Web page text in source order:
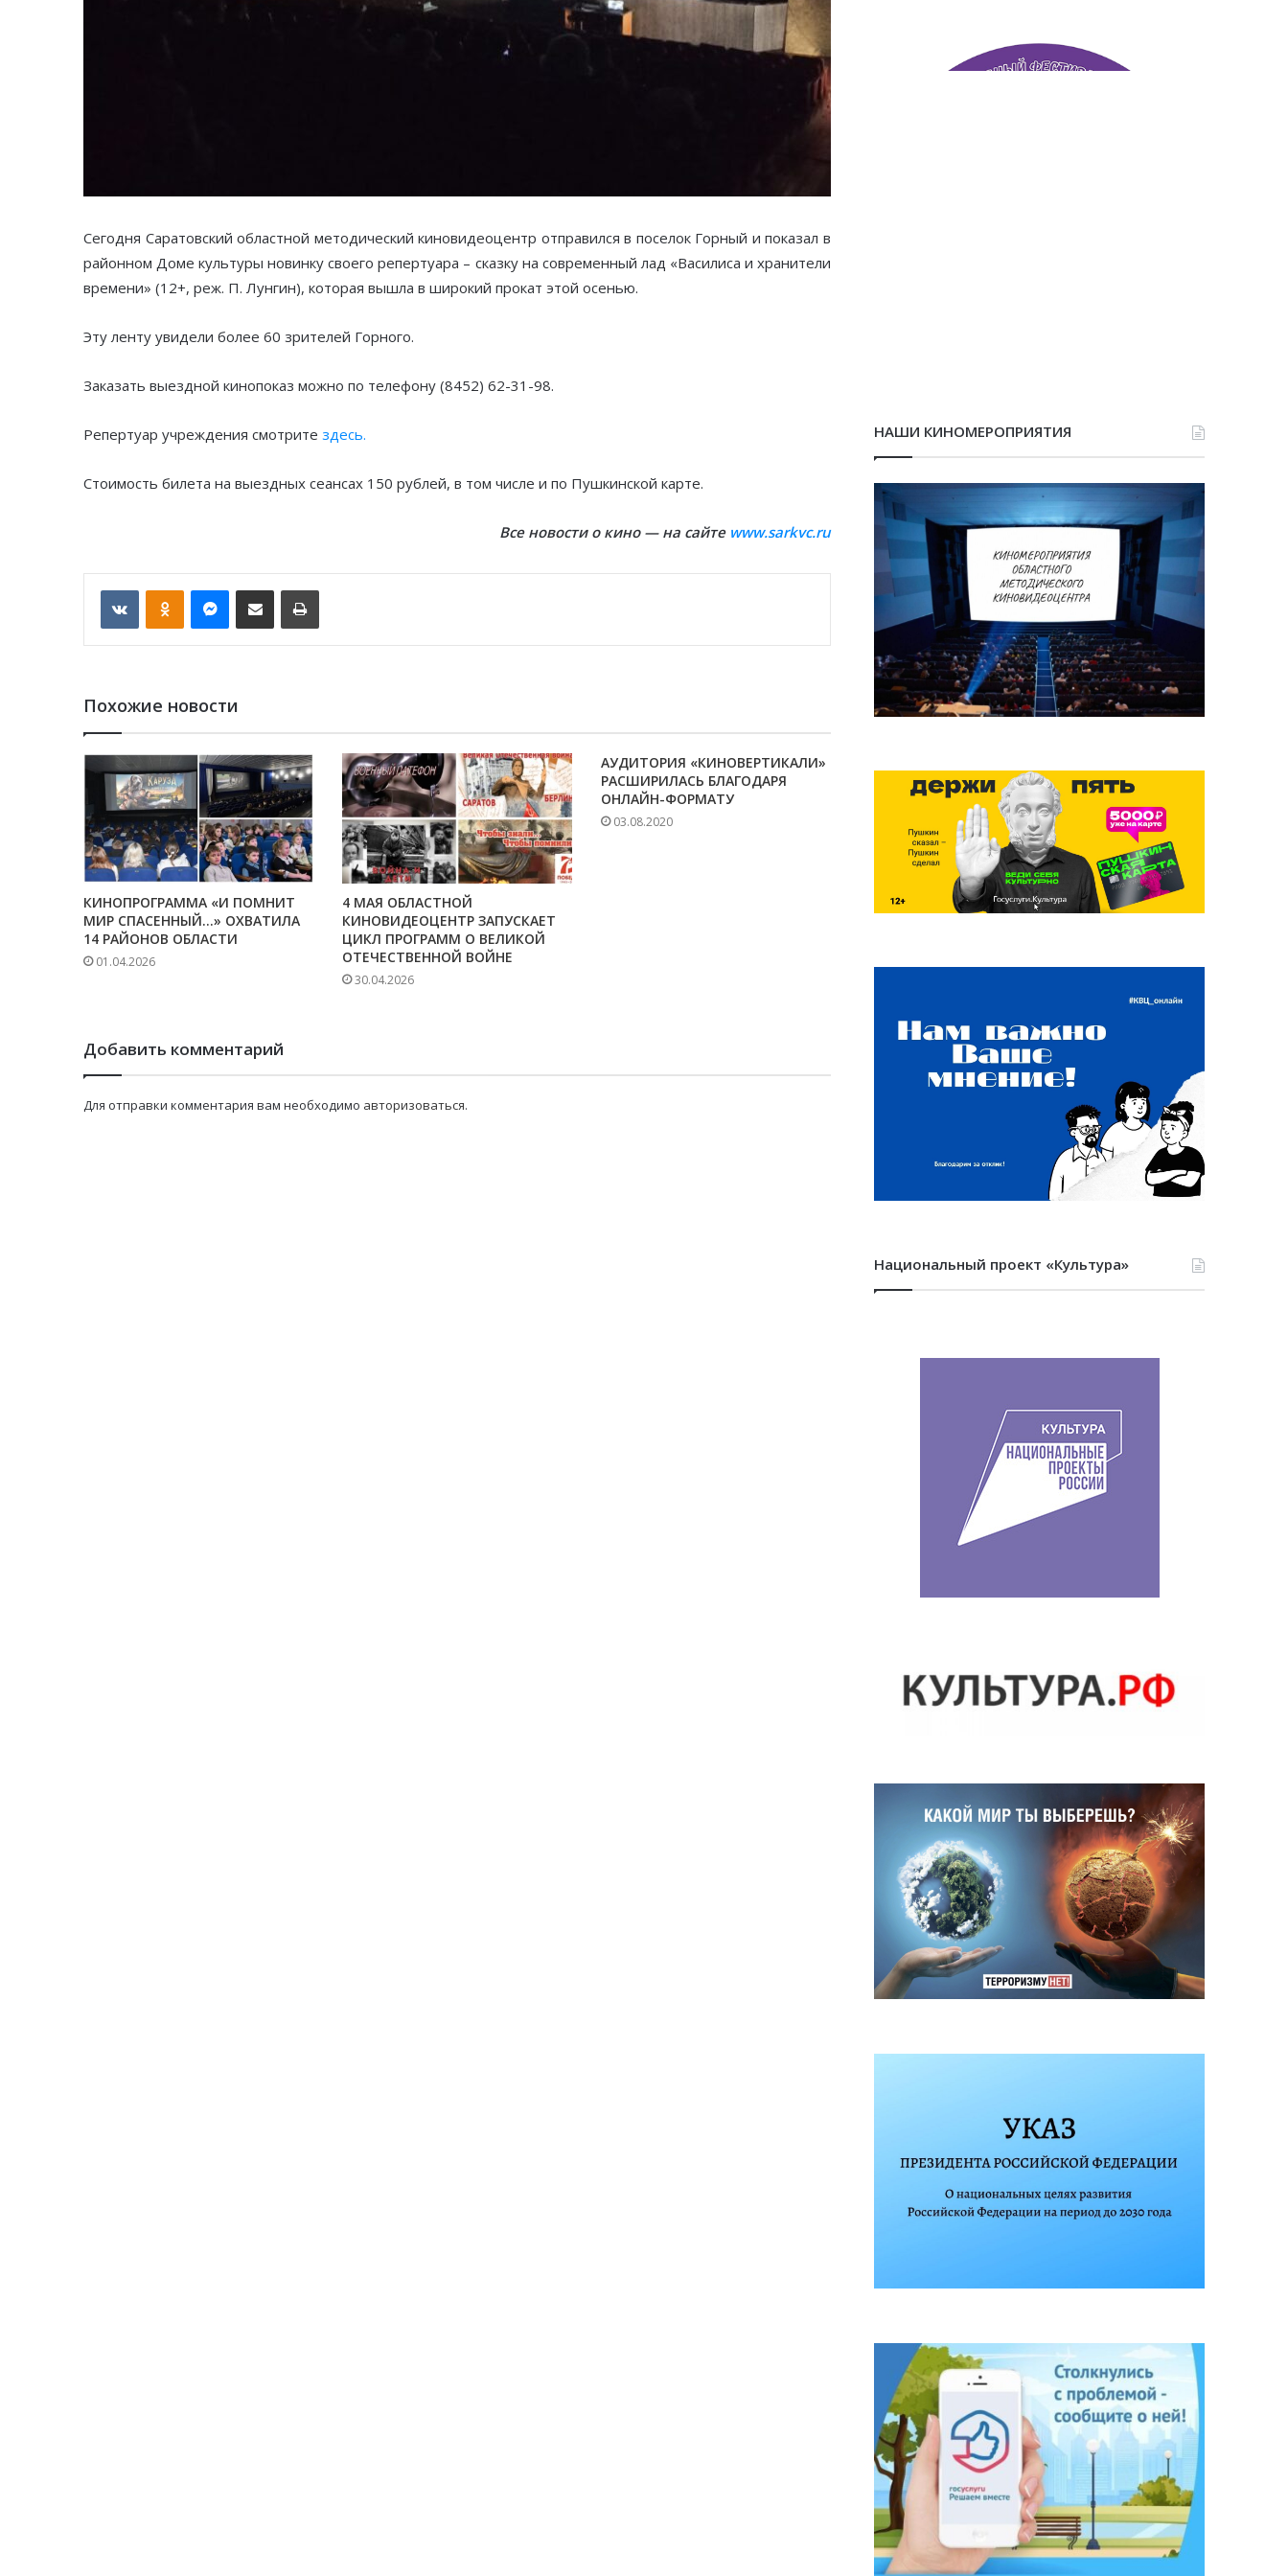
Сегодня Саратовский областной методический киновидеоцентр отправился в поселок Горный и показал в
районном Доме культуры новинку своего репертуара – сказку на современный лад «Василиса и хранители
времени» (12+, реж. П. Лунгин), которая вышла в широкий прокат этой осенью.
Эту ленту увидели более 60 зрителей Горного.
Заказать выездной кинопоказ можно по телефону (8452) 62-31-98.
Репертуар учреждения смотрите здесь.
Стоимость билета на выездных сеансах 150 рублей, в том числе и по Пушкинской карте.
Все новости о кино — на сайте www.sarkvc.ru
VKontakte
Похожие новости
КИНОПРОГРАММА «И ПОМНИТ
МИР СПАСЕННЫЙ…» ОХВАТИЛА
14 РАЙОНОВ ОБЛАСТИ
01.04.2026
4 МАЯ ОБЛАСТНОЙ
КИНОВИДЕОЦЕНТР ЗАПУСКАЕТ
ЦИКЛ ПРОГРАММ О ВЕЛИКОЙ
ОТЕЧЕСТВЕННОЙ ВОЙНЕ
30.04.2026
АУДИТОРИЯ «КИНОВЕРТИКАЛИ»
РАСШИРИЛАСЬ БЛАГОДАРЯ
ОНЛАЙН-ФОРМАТУ
03.08.2020
Добавить комментарий
Для отправки комментария вам необходимо авторизоваться.
НАШИ КИНОМЕРОПРИЯТИЯ
Национальный проект «Культура»